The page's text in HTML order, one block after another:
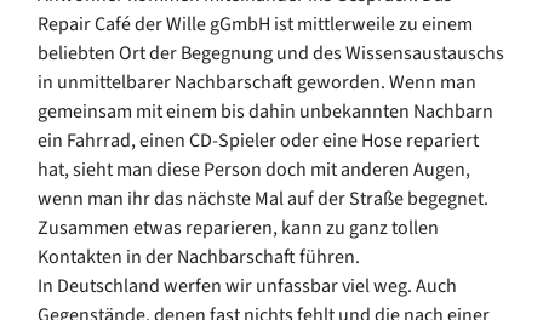
Repair Café der Wille gGmbH ist mittlerweile zu einem
beliebten Ort der Begegnung und des Wissensaustauschs
in unmittelbarer Nachbarschaft geworden. Wenn man
gemeinsam mit einem bis dahin unbekannten Nachbarn
ein Fahrrad, einen CD-Spieler oder eine Hose repariert
hat, sieht man diese Person doch mit anderen Augen,
wenn man ihr das nächste Mal auf der Straße begegnet.
Zusammen etwas reparieren, kann zu ganz tollen
Kontakten in der Nachbarschaft führen.
In Deutschland werfen wir unfassbar viel weg. Auch
Gegenstände, denen fast nichts fehlt und die nach einer